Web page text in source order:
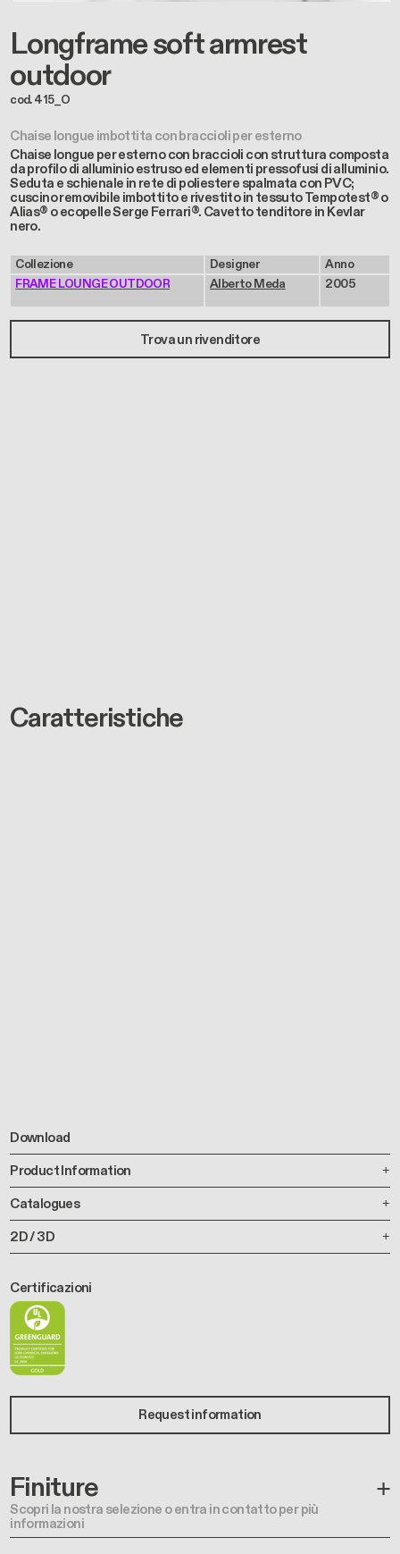
Longframe soft armrest
outdoor
cod. 415_O
Chaise longue imbottita con braccioli per esterno
Chaise longue per esterno con braccioli con struttura composta
da profilo di alluminio estruso ed elementi pressofusi di alluminio.
Seduta e schienale in rete di poliestere spalmata con PVC;
cuscino removibile imbottito e rivestito in tessuto Tempotest® o
Alias® o ecopelle Serge Ferrari®. Cavetto tenditore in Kevlar
nero.
Collezione
FRAME LOUNGE OUTDOOR
Designer
Alberto Meda
Anno
2005
Trova un rivenditore
Caratteristiche
Download
Product Information
Catalogues
2D / 3D
Certificazioni
Request information
Finiture
Scopri la nostra selezione o entra in contatto per più
informazioni